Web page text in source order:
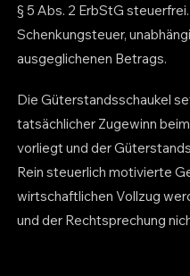
§ 5 Abs. 2 ErbStG
Schenkungsteuer,
ausgeglichenen Betrags.
Die Güterstandsschaukel
tatsächlicher Zugewinn
vorliegt und der
Rein steuerlich motivierte
wirtschaftlichen Vollzug
und der Rechtsprechung